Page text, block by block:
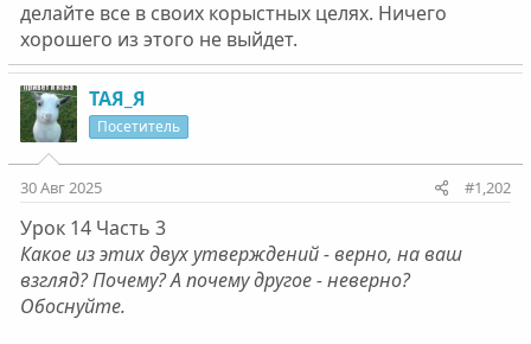
делайте все в своих корыстных целях. Ничего
хорошего из этого не выйдет.
ТАЯ_Я
Посетитель
30 Авг 2025 #1,202
Урок 14 Часть 3
Какое из этих двух утверждений - верно, на ваш
взгляд? Почему? А почему другое - неверно?
Обоснуйте.